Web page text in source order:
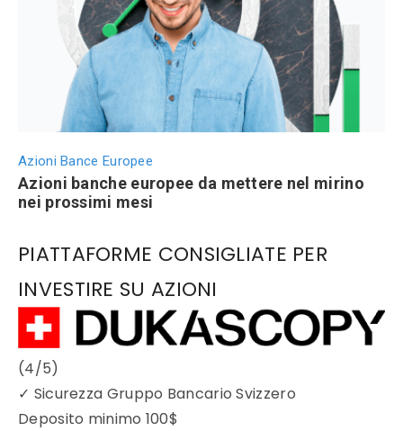
Azioni Bance Europee
Azioni banche europee da mettere nel mirino
nei prossimi mesi
PIATTAFORME CONSIGLIATE PER
INVESTIRE SU AZIONI
(4/5)
✓ Sicurezza Gruppo Bancario Svizzero
Deposito minimo 100$